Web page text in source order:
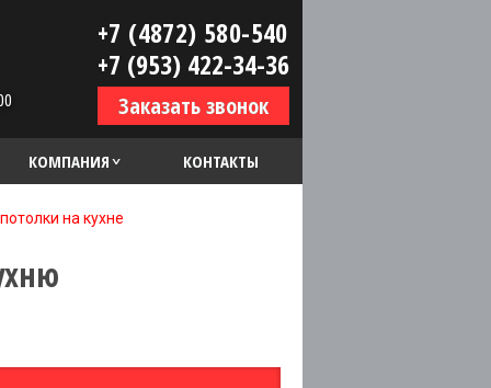
+7 (4872) 580-540
+7 (953) 422-34-36
Заказать звонок
КОМПАНИЯ КОНТАКТЫ
на кухне